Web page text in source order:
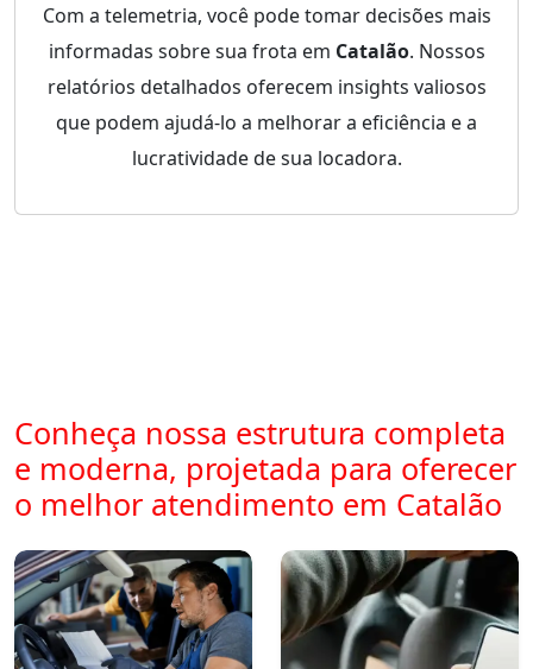
Com a telemetria, você pode tomar decisões mais
informadas sobre sua frota em Catalão. Nossos
relatórios detalhados oferecem insights valiosos
que podem ajudá-lo a melhorar a eficiência e a
lucratividade de sua locadora.
Conheça nossa estrutura completa
e moderna, projetada para oferecer
o melhor atendimento em Catalão